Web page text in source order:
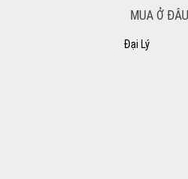
MUA Ở
Đại Lý